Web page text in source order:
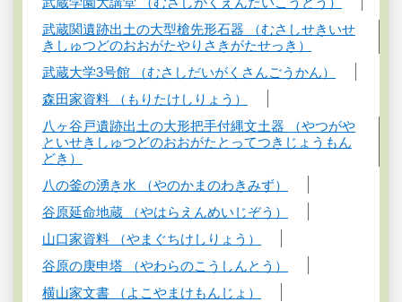
武蔵関遺跡出土の大型槍先形石器 （むさしせきいせ
きしゅつどのおおがたやりさきがたせっき）
武蔵大学3号館 （むさしだいがくさんごうかん）
森田家資料 （もりたけしりょう）
八ヶ谷戸遺跡出土の大形把手付縄文土器 （やつがや
といせきしゅつどのおおがたとってつきじょうもん
どき）
八の釜の湧き水 （やのかまのわきみず）
谷原延命地蔵 （やはらえんめいじぞう）
山口家資料 （やまぐちけしりょう）
谷原の庚申塔 （やわらのこうしんとう）
横山家文書 （よこやまけもんじょ）